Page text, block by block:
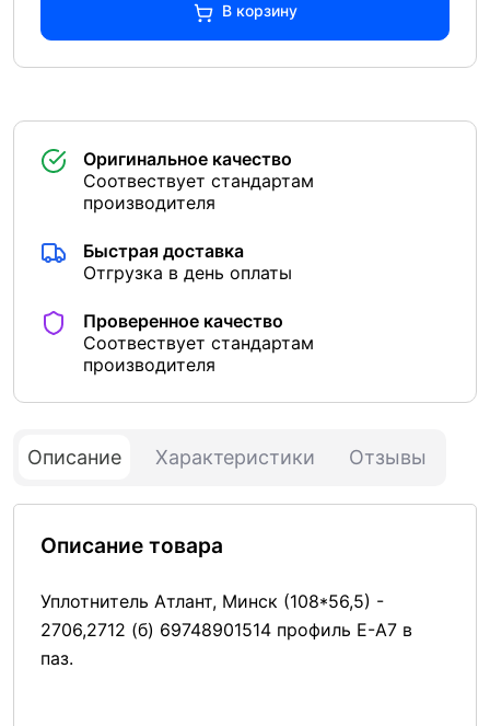
В корзину
Оригинальное качество
Соотвествует стандартам
производителя
Быстрая доставка
Отгрузка в день оплаты
Проверенное качество
Соотвествует стандартам
производителя
Описание Характеристики Отзывы
Описание товара
Уплотнитель Атлант, Минск (108*56,5) -
2706,2712 (б) 69748901514 профиль Е-А7 в
паз.